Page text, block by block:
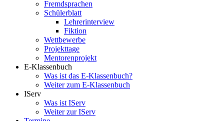
Fremdsprachen
Schülerblatt
Lehrerinterview
Fiktion
Wettbewerbe
Projekttage
Mentorenprojekt
E-Klassenbuch
Was ist das E-Klassenbuch?
Weiter zum E-Klassenbuch
IServ
Was ist IServ
Weiter zur IServ